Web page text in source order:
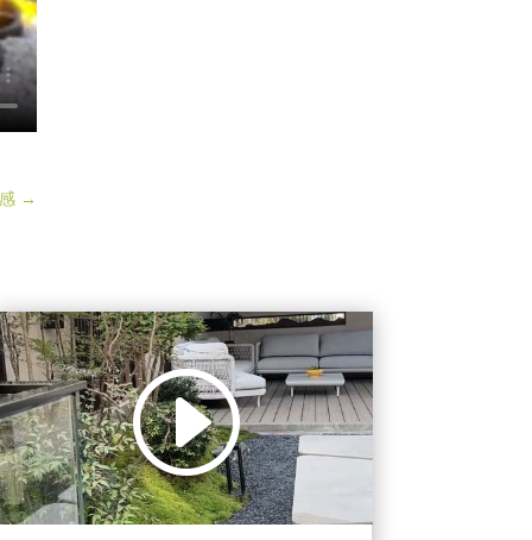
→
Media error: Format(s) not supported or
source(s) not found
下载文件:
https://shortvideo.fangcaoju.com.cn/90%E5%B9%B3%E7%B1%B3%
E7%8E%B0%E4%BB%A3%E9%A3%8E%E5%88%AB%E5%A2%85%
E8%8A%B1%E5%9B%AD%E8%AE%BE%E8%AE%A1%E6%96%BD
%E5%B7%A5%E5%AE%9E%E6%99%AF%E5%9B%BE231221.mp4?
_=7